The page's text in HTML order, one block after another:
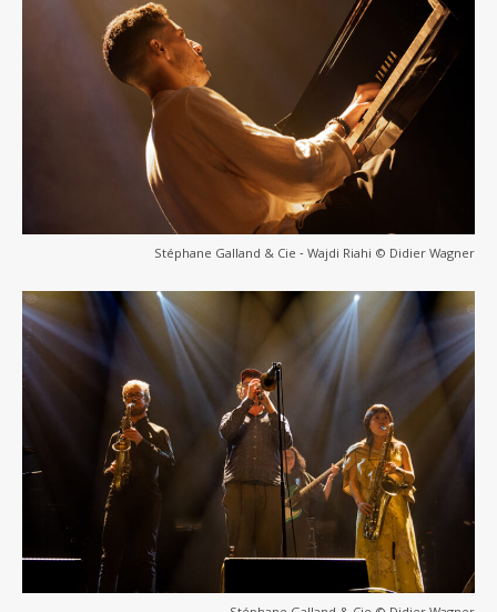
Stéphane Galland & Cie ‐ Wajdi Riahi © Didier Wagner